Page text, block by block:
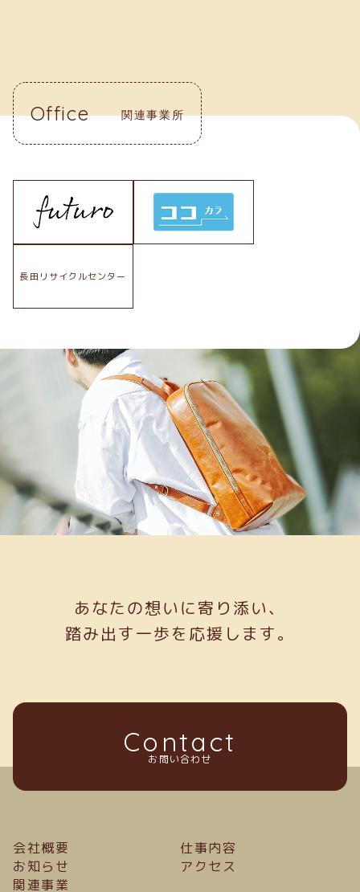
Office 関連事業所
長田リサイクルセンター
あなたの想いに寄り添い、
踏み出す一歩を応援します。
Contact
お問い合わせ
会社概要
仕事内容
お知らせ
アクセス
関連事業